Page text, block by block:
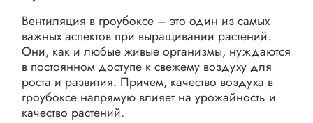
Вентиляция в гроубоксе – это один из самых
важных аспектов при выращивании растений.
Они, как и любые живые организмы, нуждаются
в постоянном доступе к свежему воздуху для
роста и развития. Причем, качество воздуха в
гроубоксе напрямую влияет на урожайность и
качество растений.